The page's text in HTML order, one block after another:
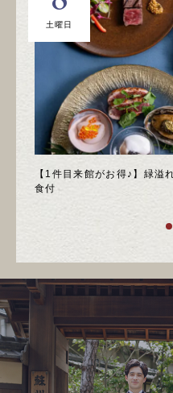
【1件目来館がお得♪】緑溢
食付
土曜日